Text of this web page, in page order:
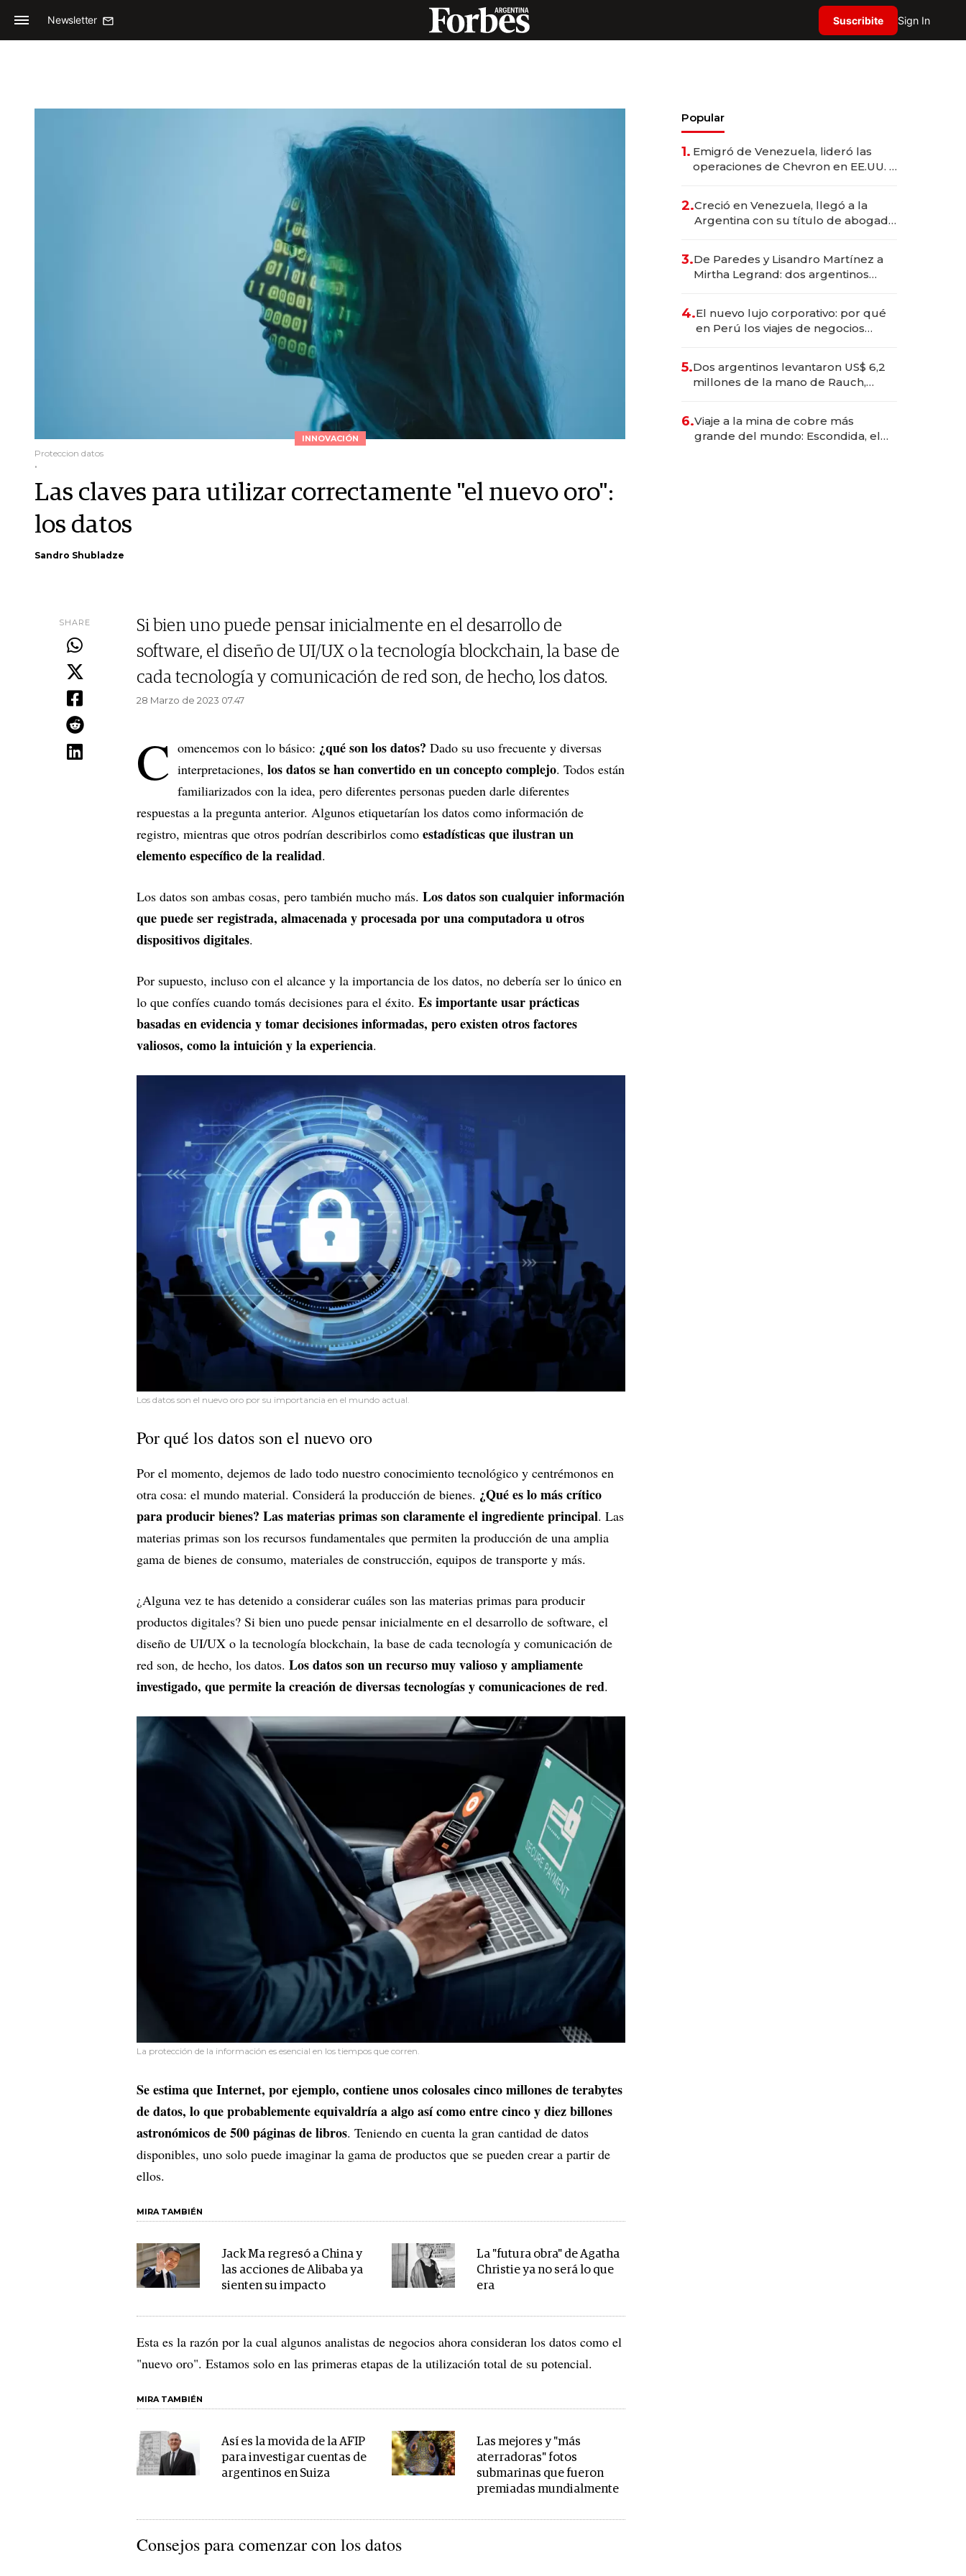
Newsletter Suscribite Sign In
INNOVACIÓN
Proteccion datos
.
Las claves para utilizar correctamente "el nuevo oro":
los datos
Sandro Shubladze
SHARE
Si bien uno puede pensar inicialmente en el desarrollo de
software, el diseño de UI/UX o la tecnología blockchain, la base de
cada tecnología y comunicación de red son, de hecho, los datos.
28 Marzo de 2023 07.47
C omencemos con lo básico: ¿qué son los datos? Dado su uso frecuente y diversas
interpretaciones, los datos se han convertido en un concepto complejo. Todos están
familiarizados con la idea, pero diferentes personas pueden darle diferentes
respuestas a la pregunta anterior. Algunos etiquetarían los datos como información de
registro, mientras que otros podrían describirlos como estadísticas que ilustran un
elemento específico de la realidad.
Los datos son ambas cosas, pero también mucho más. Los datos son cualquier información
que puede ser registrada, almacenada y procesada por una computadora u otros
dispositivos digitales.
Por supuesto, incluso con el alcance y la importancia de los datos, no debería ser lo único en
lo que confíes cuando tomás decisiones para el éxito. Es importante usar prácticas
basadas en evidencia y tomar decisiones informadas, pero existen otros factores
valiosos, como la intuición y la experiencia.
Los datos son el nuevo oro por su importancia en el mundo actual.
Por qué los datos son el nuevo oro
Por el momento, dejemos de lado todo nuestro conocimiento tecnológico y centrémonos en
otra cosa: el mundo material. Considerá la producción de bienes. ¿Qué es lo más crítico
para producir bienes? Las materias primas son claramente el ingrediente principal. Las
materias primas son los recursos fundamentales que permiten la producción de una amplia
gama de bienes de consumo, materiales de construcción, equipos de transporte y más.
¿Alguna vez te has detenido a considerar cuáles son las materias primas para producir
productos digitales? Si bien uno puede pensar inicialmente en el desarrollo de software, el
diseño de UI/UX o la tecnología blockchain, la base de cada tecnología y comunicación de
red son, de hecho, los datos. Los datos son un recurso muy valioso y ampliamente
investigado, que permite la creación de diversas tecnologías y comunicaciones de red.
La protección de la información es esencial en los tiempos que corren.
Se estima que Internet, por ejemplo, contiene unos colosales cinco millones de terabytes
de datos, lo que probablemente equivaldría a algo así como entre cinco y diez billones
astronómicos de 500 páginas de libros. Teniendo en cuenta la gran cantidad de datos
disponibles, uno solo puede imaginar la gama de productos que se pueden crear a partir de
ellos.
MIRA TAMBIÉN
Jack Ma regresó a China y
las acciones de Alibaba ya
sienten su impacto
La "futura obra" de Agatha
Christie ya no será lo que
era
Esta es la razón por la cual algunos analistas de negocios ahora consideran los datos como el
"nuevo oro". Estamos solo en las primeras etapas de la utilización total de su potencial.
MIRA TAMBIÉN
Así es la movida de la AFIP
para investigar cuentas de
argentinos en Suiza
Las mejores y "más
aterradoras" fotos
submarinas que fueron
premiadas mundialmente
Consejos para comenzar con los datos
Popular
1. Emigró de Venezuela, lideró las
operaciones de Chevron en EE.UU. y
2.Creció en Venezuela, llegó a la
Argentina con su título de abogado
marcas "fast premium"
3.De Paredes y Lisandro Martínez a
Mirtha Legrand: dos argentinos
4.El nuevo lujo corporativo: por qué
en Perú los viajes de negocios
transformadoras
5.Dos argentinos levantaron US$ 6,2
millones de la mano de Rauch,
6.Viaje a la mina de cobre más
grande del mundo: Escondida, el